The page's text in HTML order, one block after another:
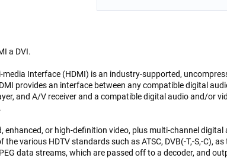
a DVI.
Interface (HDMI) is an industry-supported,
provides an interface between any compatible digital
and A/V receiver and a compatible digital audio and/or
enhanced, or high-definition video, plus multi-channel digital
various HDTV standards such as ATSC, DVB(-T,-S,-C), as
data streams, which are passed off to a decoder, and